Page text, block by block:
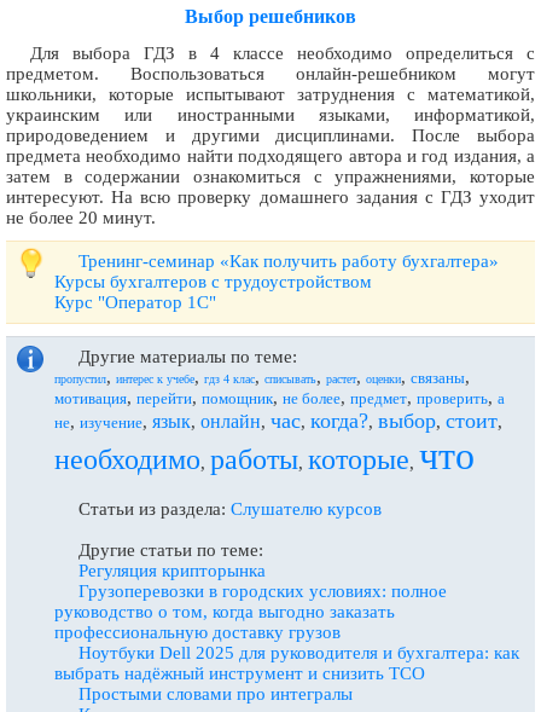
Выбор решебников
Для выбора ГДЗ в 4 классе необходимо определиться с
предметом. Воспользоваться онлайн-решебником могут
школьники, которые испытывают затруднения с математикой,
украинским или иностранными языками, информатикой,
природоведением и другими дисциплинами. После выбора
предмета необходимо найти подходящего автора и год издания, а
затем в содержании ознакомиться с упражнениями, которые
интересуют. На всю проверку домашнего задания с ГДЗ уходит
не более 20 минут.
Тренинг-семинар «Как получить работу бухгалтера»
Курсы бухгалтеров с трудоустройством
Курс "Оператор 1С"
Другие материалы по теме:
пропустил, интерес к учебе, гдз 4 клас, списывать, растет, оценки, связаны,
мотивация, перейти, помощник, не более, предмет, проверить, а
не, изучение, язык, онлайн, час, когда?, выбор, стоит,
необходимо, работы, которые, что
Статьи из раздела: Слушателю курсов
Другие статьи по теме:
Регуляция крипторынка
Грузоперевозки в городских условиях: полное
руководство о том, когда выгодно заказать
профессиональную доставку грузов
Ноутбуки Dell 2025 для руководителя и бухгалтера: как
выбрать надёжный инструмент и снизить TCO
Простыми словами про интегралы